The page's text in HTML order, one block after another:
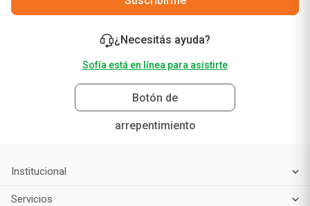
¿Necesitás ayuda?
Sofía está en línea para asistirte
Botón de
arrepentimiento
Institucional
Servicios
9